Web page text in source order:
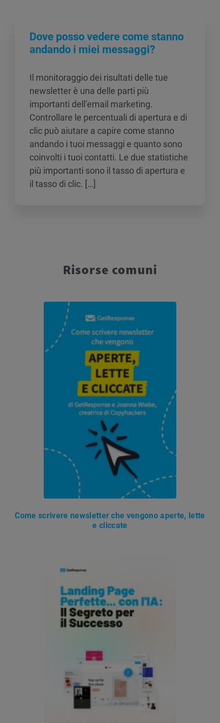
Dove posso vedere come stanno
andando i miei messaggi?
Il monitoraggio dei risultati delle tue
newsletter è una delle parti più
importanti dell’email marketing.
Controllare le percentuali di apertura e di
clic può aiutare a capire come stanno
andando i tuoi messaggi e quanto sono
coinvolti i tuoi contatti. Le due statistiche
più importanti sono il tasso di apertura e
il tasso di clic. […]
Risorse comuni
Come scrivere newsletter che vengono aperte, lette
e cliccate